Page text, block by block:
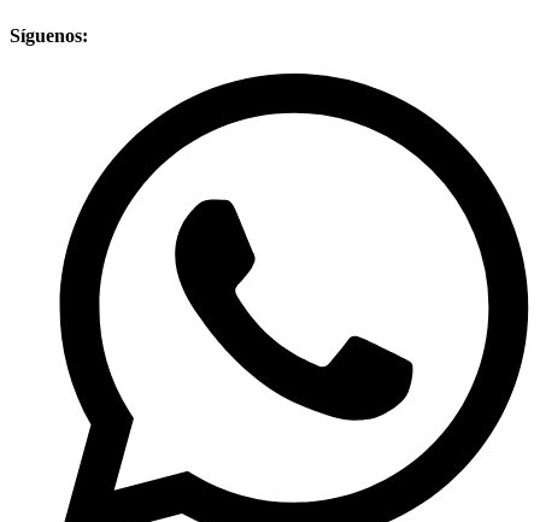
Síguenos: